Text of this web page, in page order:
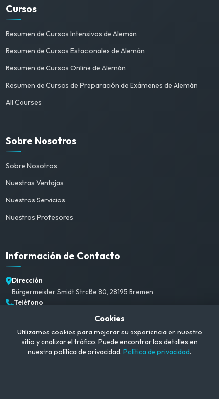
Cursos
Resumen de Cursos Intensivos de Alemán
Resumen de Cursos Estacionales de Alemán
Resumen de Cursos Online de Alemán
Resumen de Cursos de Preparación de Exámenes de Alemán
All Courses
Sobre Nosotros
Sobre Nosotros
Nuestras Ventajas
Nuestros Servicios
Nuestros Profesores
Información de Contacto
Dirección
Bürgermeister Smidt Straße 80, 28195 Bremen
Teléfono
info@campusgerman.com
Horario de Atención
Lun-Sáb: 09:00-21:00
Cookies
Utilizamos cookies para mejorar su experiencia en nuestro
sitio y analizar el tráfico. Puede encontrar los detalles en
nuestra política de privacidad. Política de privacidad.